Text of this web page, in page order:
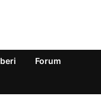
Forum